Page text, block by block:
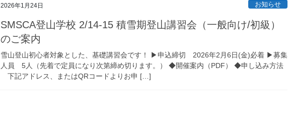
2026年1月24日 お知らせ
SMSCA登山学校 2/14-15 積雪期登山講習会（一般向け/初級）
のご案内
雪山登山初心者対象とした、基礎講習会です！ ▶申込締切 2026年2月6日(金)必着 ▶募集
人員 5人（先着で定員になり次第締め切ります。） ◆開催案内（PDF） ◆申し込み方法
下記アドレス、またはQRコードよりお申 […]